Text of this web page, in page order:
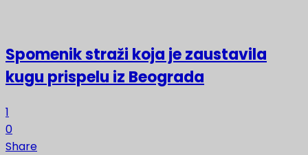
Spomenik straži koja je zaustavila
kugu prispelu iz Beograda
1
0
Share